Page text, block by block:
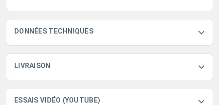
DONNÉES TECHNIQUES
LIVRAISON
ESSAIS VIDÉO (YOUTUBE)